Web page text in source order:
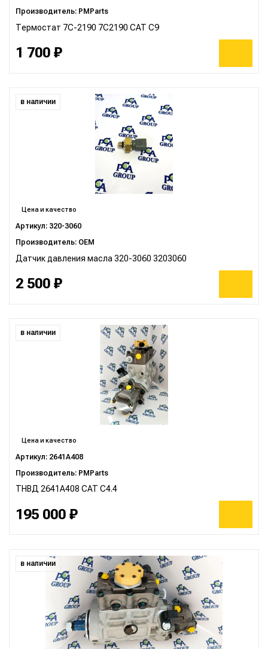
Производитель: PMParts
Термостат 7C-2190 7C2190 CAT C9
1 700 ₽
в наличии
Цена и качество
Артикул: 320-3060
Производитель: OEM
Датчик давления масла 320-3060 3203060
2 500 ₽
в наличии
Цена и качество
Артикул: 2641А408
Производитель: PMParts
ТНВД 2641А408 CAT C4.4
195 000 ₽
в наличии